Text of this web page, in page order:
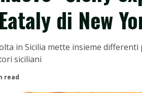
di New
in Sicilia mette insieme
siciliani
read